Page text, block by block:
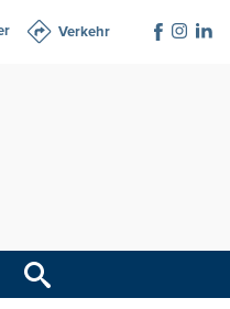
Verkehr